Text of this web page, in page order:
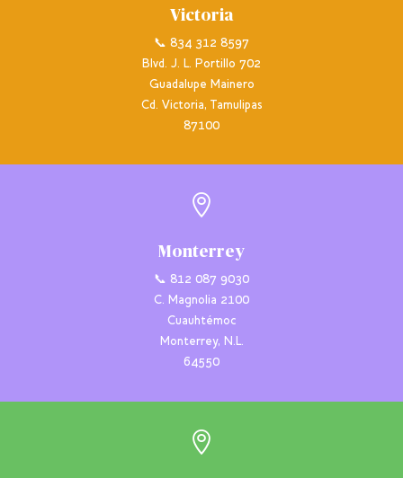
Victoria
📞 834 312 8597
Blvd. J. L. Portillo 702
Guadalupe Mainero
Cd. Victoria, Tamulipas
87100

Monterrey
📞 812 087 9030
C. Magnolia 2100
Cuauhtémoc
Monterrey, N.L.
64550
